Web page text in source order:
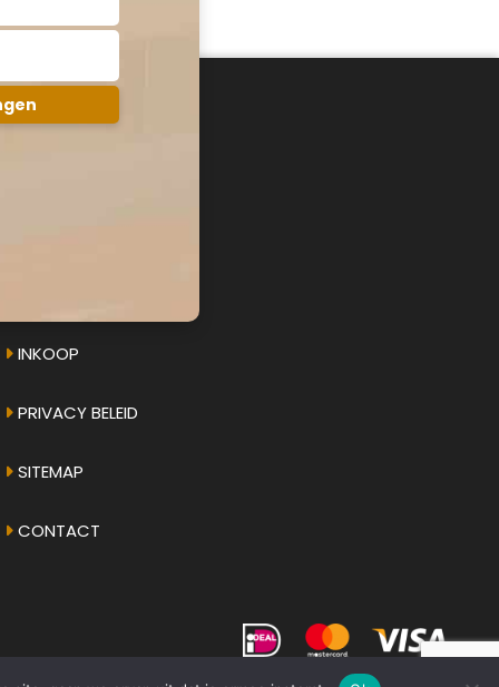
INKOOP
PRIVACY BELEID
SITEMAP
CONTACT